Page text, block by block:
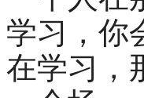
学习，你
在学习，